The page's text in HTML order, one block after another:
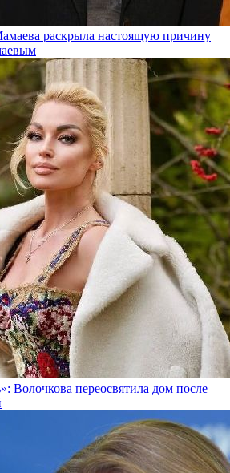
раскрыла настоящую причину
Волочкова переосвятила дом после